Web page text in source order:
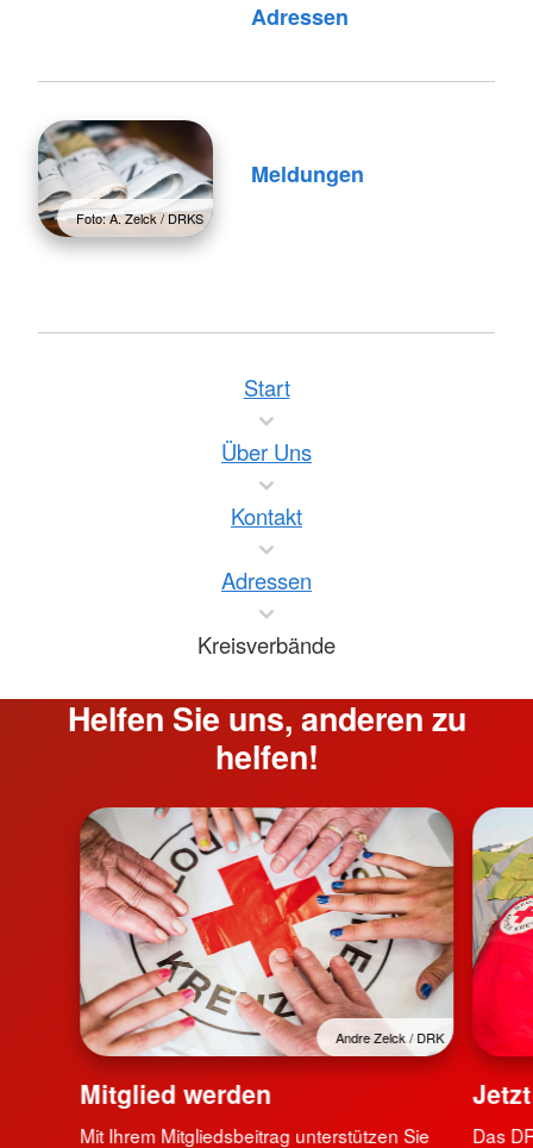
Adressen
Foto: A. Zelck / DRKS
Meldungen
Start
Über Uns
Kontakt
Adressen
Kreisverbände
Helfen Sie uns, anderen zu
helfen!
Andre Zelck / DRK
Mitglied werden
Mit Ihrem Mitgliedsbeitrag unterstützen Sie
Das